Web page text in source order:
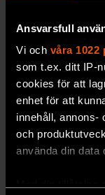
Ansvarsfull
Vi och våra 1022
som t.ex. ditt IP-
cookies för att
enhet för att
innehåll, annons-
och
använda din data